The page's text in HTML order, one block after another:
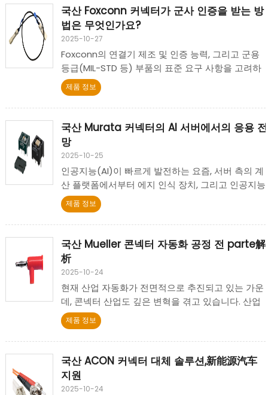
국산 Foxconn 커넥터가 군사 인증을 받는 방
법은 무엇인가요?
2025-10-27
Foxconn의 연결기 제조 및 인증 능력, 그리고 군용
등급(MIL-STD 등) 부품의 표준 요구 사항을 고려하
여, 국산 연결기가 '군용 인증 버전'을 제작할 수 있는
지, 필요한 핵심 조건은 무엇인가, 그리고 기업이 연
구 개발 및 인증 경로를 어떻게 계획해야 하는지 분
석합니다.
제품 정보
국산 Murata 커넥터의 AI 서버에서의 응용 전
망
2025-10-25
인공지능(AI)이 빠르게 발전하는 요즘, 서버 측의 계
산 플랫폼에서부터 에지 인식 장치, 그리고 인공지능
터미널의 신경망 가속 모듈까지, 각 단계는 빠르고 높
은 밀도와 높은 신뢰성을 가진 콘넥터가 필요합니다.
제품 정보
국산 Mueller 콘넥터 자동화 공정 전 parte解
析
2025-10-24
현재 산업 자동화가 전면적으로 추진되고 있는 가운
데, 콘넥터 산업도 깊은 변혁을 겪고 있습니다. 산업
4.0, 지능형 제조, 유연 생산 등의 개념이 실현됨에 따
라, "자동화 조립"이 콘넥터 제조 수준을 평가하는 중
요한 지표로 자리 잡고 있습니다.
제품 정보
국산 ACON 커넥터 대체 솔루션,新能源汽车
지원
2025-10-24